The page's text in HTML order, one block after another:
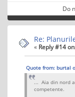
Do
Re:
« Reply #14
Quote from: burtal
... Aia din nord
competente.